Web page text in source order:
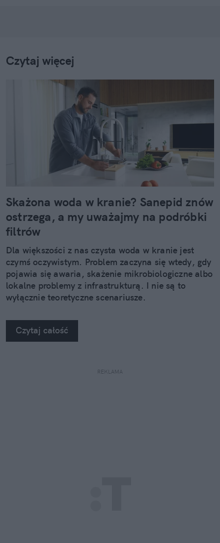
Czytaj więcej
Skażona woda w kranie? Sanepid znów
ostrzega, a my uważajmy na podróbki
filtrów
Dla większości z nas czysta woda w kranie jest
czymś oczywistym. Problem zaczyna się wtedy, gdy
pojawia się awaria, skażenie mikrobiologiczne albo
lokalne problemy z infrastrukturą. I nie są to
wyłącznie teoretyczne scenariusze.
Czytaj całość
REKLAMA